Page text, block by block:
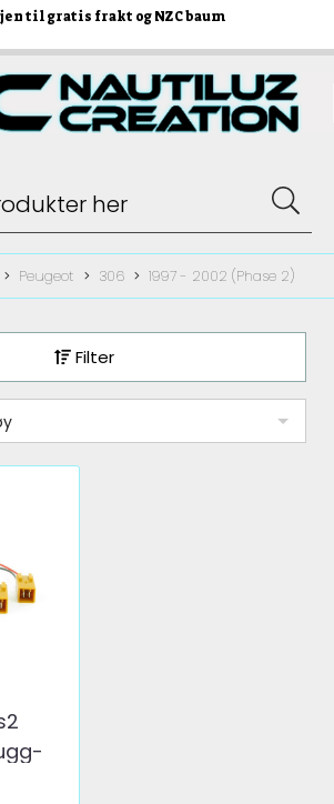
til gratis frakt og NZC baum
Peugeot 306 1997 - 2002 (Phase 2)
Filter